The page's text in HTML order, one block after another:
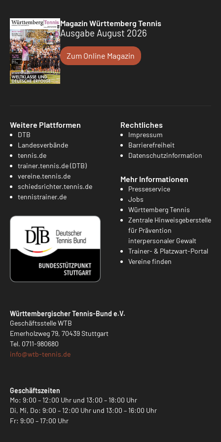
Magazin Württemberg Tennis
Ausgabe August 2026
Zum Online Magazin
Weitere Plattformen
DTB
Landesverbände
tennis.de
trainer.tennis.de (DTB)
vereine.tennis.de
schiedsrichter.tennis.de
tennistrainer.de
Rechtliches
Impressum
Barrierefreiheit
Datenschutzinformation
Mehr Informationen
Presseservice
Jobs
Württemberg Tennis
Zentrale Hinweisgeberstelle
für Prävention
interpersonaler Gewalt
Trainer- & Platzwart-Portal
Vereine finden
Württembergischer Tennis-Bund e.V.
Geschäftsstelle WTB
Emerholzweg 79, 70439 Stuttgart
Tel. 0711-980680
info@wtb-tennis.de
Geschäftszeiten
Mo: 9:00 – 12:00 Uhr und 13:00 – 18:00 Uhr
Di, Mi, Do: 9:00 – 12:00 Uhr und 13:00 – 16:00 Uhr
Fr: 9:00 – 17:00 Uhr